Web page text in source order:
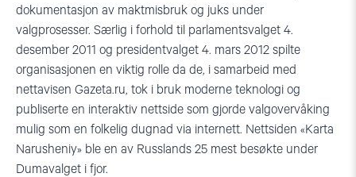
dokumentasjon av maktmisbruk og juks under
valgprosesser. Særlig i forhold til parlamentsvalget 4.
desember 2011 og presidentvalget 4. mars 2012 spilte
organisasjonen en viktig rolle da de, i samarbeid med
nettavisen Gazeta.ru, tok i bruk moderne teknologi og
publiserte en interaktiv nettside som gjorde valgovervåking
mulig som en folkelig dugnad via internett. Nettsiden «Karta
Narusheniy» ble en av Russlands 25 mest besøkte under
Dumavalget i fjor.